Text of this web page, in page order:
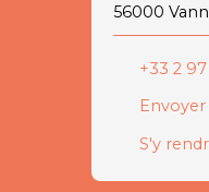
56000
+33 2 97
S'y